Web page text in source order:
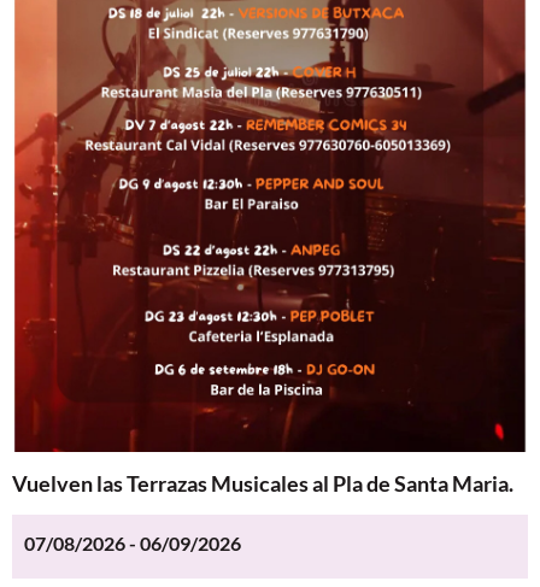
Vuelven las Terrazas Musicales al Pla de Santa Maria.
07/08/2026 - 06/09/2026